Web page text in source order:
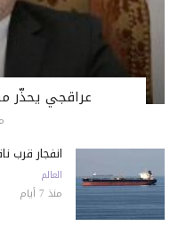
عراقجي يحذّر
انفجار
العالم
منذ 7 أيام